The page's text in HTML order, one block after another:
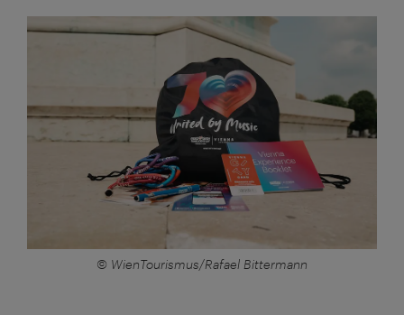
© WienTourismus/Rafael Bittermann